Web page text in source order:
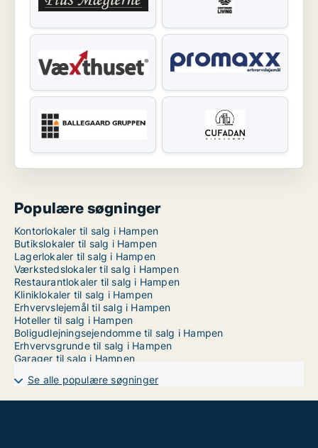
Populære søgninger
Kontorlokaler til salg i Hampen
Butikslokaler til salg i Hampen
Lagerlokaler til salg i Hampen
Værkstedslokaler til salg i Hampen
Restaurantlokaler til salg i Hampen
Kliniklokaler til salg i Hampen
Erhvervslejemål til salg i Hampen
Hoteller til salg i Hampen
Boligudlejningsejendomme til salg i Hampen
Erhvervsgrunde til salg i Hampen
Garager til salg i Hampen
Se alle populære søgninger